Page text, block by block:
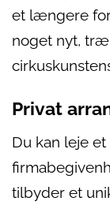
et længere
noget nyt,
Privat
Du kan leje
tilbyder et